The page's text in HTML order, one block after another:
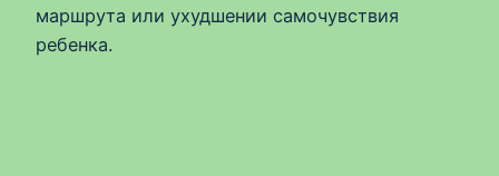
маршрута или ухудшении самочувствия
ребенка.